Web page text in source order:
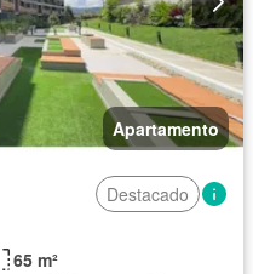
Apartamento
Destacado
65 m²